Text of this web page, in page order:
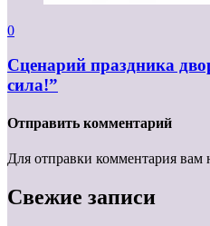
0
Сценарий праздника
сила!”
Отправить комментарий
Для отправки комментария вам
Свежие записи